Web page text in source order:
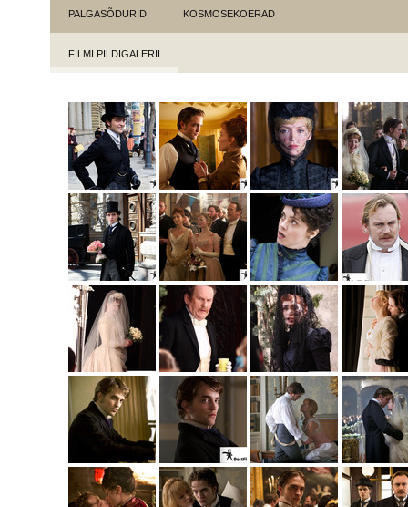
PALGASÕDURID KOSMOSEKOERAD
FILMI PILDIGALERII